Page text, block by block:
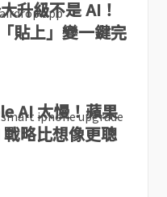
升級不是 AI！
貼上」變一鍵完
AI 太慢！蘋果
略比想像更聰